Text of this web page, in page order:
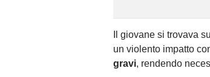
Il giovane si trovava
un violento impatto
gravi, rendendo